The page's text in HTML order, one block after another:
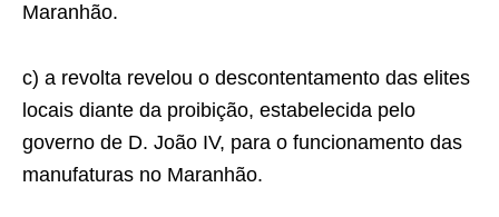
Maranhão.
c) a revolta revelou o descontentamento das elites
locais diante da proibição, estabelecida pelo
governo de D. João IV, para o funcionamento das
manufaturas no Maranhão.